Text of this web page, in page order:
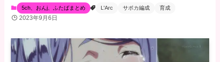
5ch、おんj、ふたばまとめ L'Arc サポカ編成 育成
2023年9月6日